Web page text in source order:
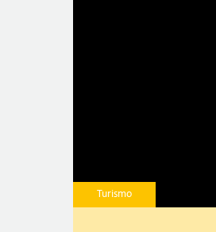
Turismo